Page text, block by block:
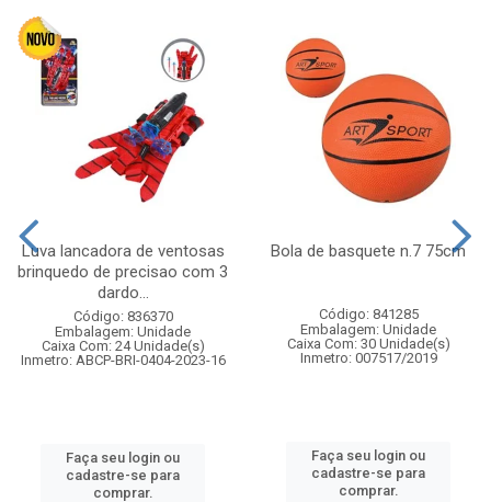
Luva lancadora de ventosas
brinquedo de precisao com 3
dardo...
Código: 836370
Embalagem: Unidade
Caixa Com: 24 Unidade(s)
Inmetro: ABCP-BRI-0404-2023-16
Faça seu login ou
cadastre-se para
comprar.
Bola de basquete n.7 75cm
Código: 841285
Embalagem: Unidade
Caixa Com: 30 Unidade(s)
Inmetro: 007517/2019
Faça seu login ou
cadastre-se para
comprar.